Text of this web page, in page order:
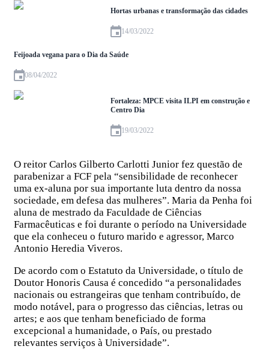
Hortas urbanas e transformação das cidades
14/03/2022
Feijoada vegana para o Dia da Saúde
08/04/2022
Fortaleza: MPCE visita ILPI em construção e
Centro Dia
19/03/2022
O reitor Carlos Gilberto Carlotti Junior fez questão de
parabenizar a FCF pela “sensibilidade de reconhecer
uma ex-aluna por sua importante luta dentro da nossa
sociedade, em defesa das mulheres”. Maria da Penha foi
aluna de mestrado da Faculdade de Ciências
Farmacêuticas e foi durante o período na Universidade
que ela conheceu o futuro marido e agressor, Marco
Antonio Heredia Viveros.
De acordo com o Estatuto da Universidade, o título de
Doutor Honoris Causa é concedido “a personalidades
nacionais ou estrangeiras que tenham contribuído, de
modo notável, para o progresso das ciências, letras ou
artes; e aos que tenham beneficiado de forma
excepcional a humanidade, o País, ou prestado
relevantes serviços à Universidade”.